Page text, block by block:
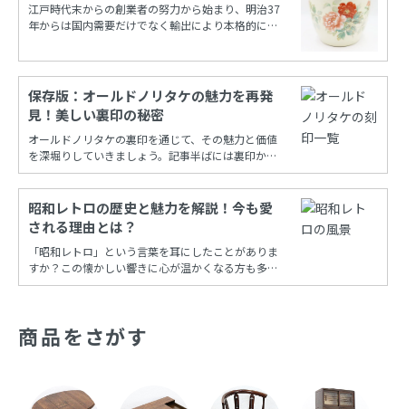
江戸時代末からの創業者の努力から始まり、明治37
年からは国内需要だけでなく輸出により本格的に栄
保存版：オールドノリタケの魅力を再発
見！美しい裏印の秘密
オールドノリタケの裏印を通じて、その魅力と価値
を深堀りしていきましょう。記事半ばには裏印から
年代を調べることができる保存版一覧もあります！
昭和レトロの歴史と魅力を解説！今も愛
される理由とは？
「昭和レトロ」という言葉を耳にしたことがありま
すか？この懐かしい響きに心が温かくなる方も多い
でしょう。昭和時代の風情を再現し、今も多くの
す。
商品をさがす